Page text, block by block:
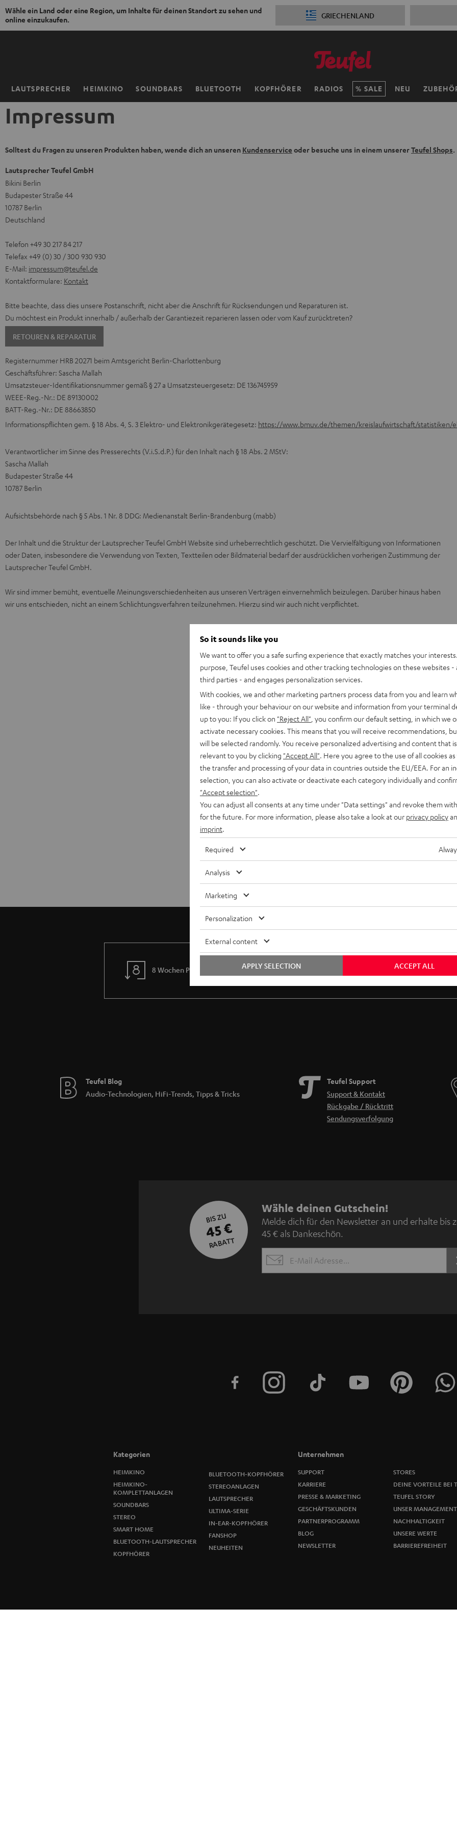
Wähle ein Land oder eine Region, um Inhalte für deinen Standort zu sehen und
online einzukaufen.
GRIECHENLAND
ZUM
LAUTSPRECHER HEIMKINO SOUNDBARS BLUETOOTH KOPFHÖRER RADIOS SALE NEU
Startseite
Impressum
Solltest du Fragen zu unseren Produkten haben, wende dich an unseren Kundenservice oder besuche uns in einem unsererTeufel Shops.
Lautsprecher Teufel GmbH
Bikini Berlin
Budapester Straße 44
10787 Berlin
Deutschland
Telefon +49 30 217 84 217
Telefax +49 (0) 30 / 300 930 930
E-Mail: impressum@teufel.de
Kontaktformulare: Kontakt
Bitte beachte, dass dies unsere Postanschrift, nicht aber die Anschrift für Rücksendungen und Reparaturen ist.
Du möchtest ein Produkt innerhalb / außerhalb der Garantiezeit reparieren lassen oder vom Kauf zurücktreten?
RETOUREN & REPARATUR
Registernummer HRB 20271 beim Amtsgericht Berlin-Charlottenburg
Geschäftsführer: Sascha Mallah
Umsatzsteuer-Identifikationsnummer gemäß § 27 a Umsatzsteuergesetz: DE 136745959
WEEE-Reg.-Nr.: DE 89130002
BATT-Reg.-Nr.: DE 88663850
Informationspflichten gem. § 18 Abs. 4, S. 3 Elektro- und Elektronikgerätegesetz: https://www.bmuv.de/themen/kreislaufwirtschaft/statistiken/
Verantwortlicher im Sinne des Presserechts (V.i.S.d.P.) für den Inhalt nach § 18 Abs. 2 MStV:
Sascha Mallah
Budapester Straße 44
10787 Berlin
Aufsichtsbehörde nach § 5 Abs. 1 Nr. 8 DDG: Medienanstalt Berlin-Brandenburg (mabb)
Der Inhalt und die Struktur der Lautsprecher Teufel GmbH Website sind urheberrechtlich geschützt. Die Vervielfältigung von Informationen
oder Daten, insbesondere die Verwendung von Texten, Textteilen oder Bildmaterial bedarf der ausdrücklichen vorherigen Zustimmung der
Lautsprecher Teufel GmbH.
Wir sind immer bemüht, eventuelle Meinungsverschiedenheiten aus unseren Verträgen einvernehmlich beizulegen. Darüber hinaus haben
wir uns entschieden, nicht an einem Schlichtungsverfahren teilzunehmen. Hierzu sind wir auch nicht verpflichtet.
8 Wochen Probehören Gratis Rückversand Inhouse Kundenservice
Teufel Blog
Audio-Technologien, HiFi-Trends, Tipps & Tricks
Teufel Support
Support & Kontakt
Rückgabe / Rücktritt
Sendungsverfolgung
BIS ZU
45 €
RABATT
N
e
w
s
e
r
e
d
Wähle deinen Gutschein!
Melde dich für den Newsletter an und erhalte bis
45 € als Dankeschön.
EMAIL
Kategorien
HEIMKINO
HEIMKINO-
KOMPLETTANLAGEN
SOUNDBARS
STEREO
SMART HOME
BLUETOOTH-LAUTSPRECHER
KOPFHÖRER
BLUETOOTH-KOPFHÖRER
STEREOANLAGEN
LAUTSPRECHER
ULTIMA-SERIE
IN-EAR-KOPFHÖRER
FANSHOP
NEUHEITEN
Unternehmen
SUPPORT
KARRIERE
PRESSE & MARKETING
GESCHÄFTSKUNDEN
PARTNERPROGRAMM
BLOG
NEWSLETTER
STORES
DEINE VORTEILE BEI
TEUFEL STORY
UNSER MANAGEMENT
NACHHALTIGKEIT
UNSERE WERTE
BARRIEREFREIHEIT
So it sounds like you
We want to offer you a safe surfing experience that exactly matches your
purpose, Teufel uses cookies and other tracking technologies on these websites -
third parties - and engages personalization services.
With cookies, we and other marketing partners process data from you and learn
like - through your behaviour on our website and information from your terminal
up to you: If you click on "Reject All" , you confirm our default setting, in which we
activate necessary cookies. This means that you will receive recommendations,
will be selected randomly. You receive personalized advertising and content that
relevant to you by clicking "Accept All" . Here you agree to the use of all cookies
the transfer and processing of your data in countries outside the EU/EEA. For an
selection, you can also activate or deactivate each category individually and
"Accept selection"
You can adjust all consents at any time under "Data settings" and revoke them
for the future. For more information, please also take a look at our privacy policy
imprint
Required
Analysis
Marketing
Personalization
External content
ACCEPT ALL
APPLY SELECTION